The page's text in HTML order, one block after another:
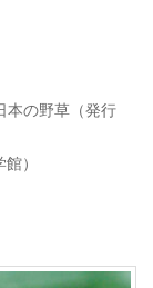
の野草（発行
）